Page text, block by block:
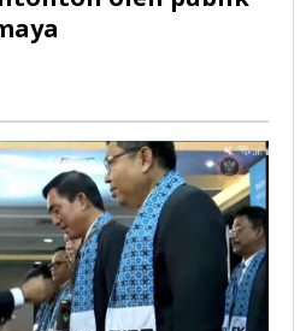
Adi
Hanan
Attaki
menjadi
tokoh
yang
paling
banyak
ditonton
oleh